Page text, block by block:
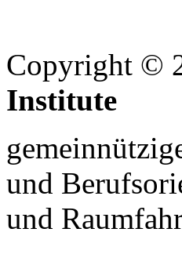
Copyright ©
Institute
und
und